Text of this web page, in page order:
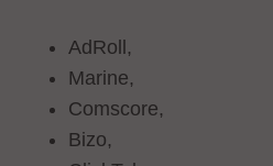
AdRoll,
Marine,
Comscore,
Bizo,